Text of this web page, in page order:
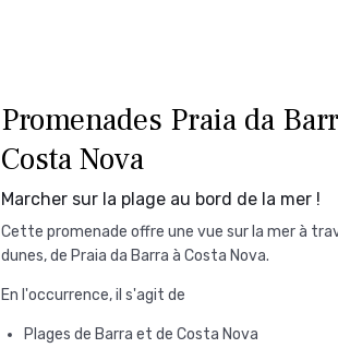
Promenades Praia da
Costa Nova
Marcher sur la plage au bord de la mer !
Cette promenade offre une vue sur la mer à
dunes, de Praia da Barra à Costa Nova.
En l'occurrence, il s'agit de
Plages de Barra et de Costa Nova